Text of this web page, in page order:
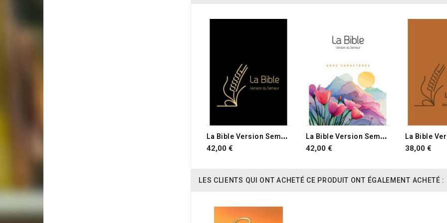
L
a Bible Version Semeur 2015 avec gros caractères
42,00 €
L
a Bible Version Semeur 2015 avec gros caractères
42,00 € 38,00 €
LES CLIENTS QUI ONT ACHETÉ CE PRODUIT ONT ÉGALEMENT ACHETÉ :